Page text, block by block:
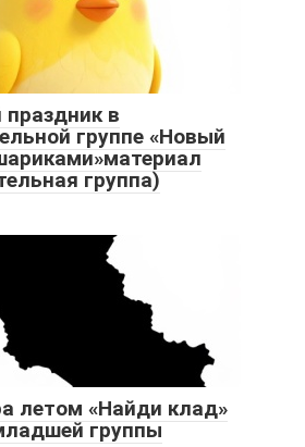
в
группе «Новый
группа)
летом «Найди клад»
группы